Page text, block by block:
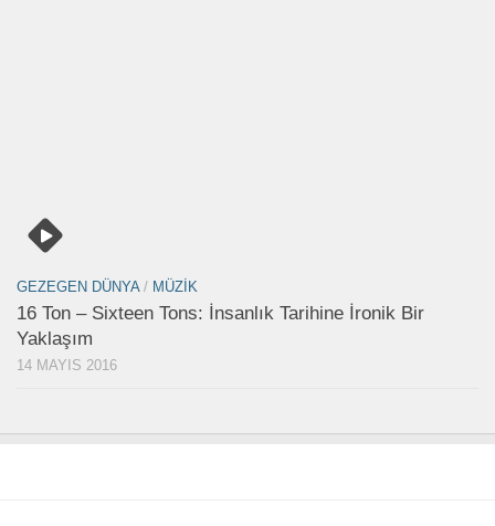
GEZEGEN DÜNYA/ MÜZIK
16 Ton – Sixteen Tons: İnsanlık Tarihine İronik Bir
Yaklaşım
14 MAYIS 2016